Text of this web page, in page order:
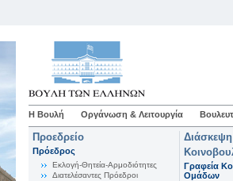
Η Βουλή Οργάνωση & Λειτουργία
Προεδρείο
Πρόεδρος
Εκλογή-Θητεία-Αρμοδιότητες
Διατελέσαντες Πρόεδροι
Γραφεία
Ομάδων